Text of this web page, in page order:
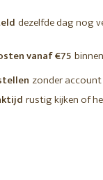
dezelfde dag nog
vanaf €75
zonder account
rustig kijken of